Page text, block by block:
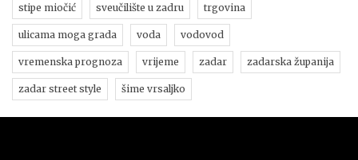
stipe miočić sveučilište u zadru trgovina
ulicama moga grada voda vodovod
vremenska prognoza vrijeme zadar zadarska županija
zadar street style šime vrsaljko